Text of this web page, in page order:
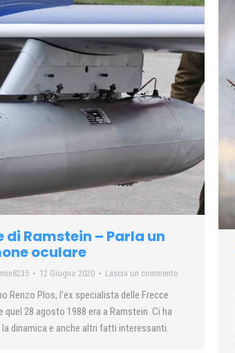
di Ramstein – Parla un
oculare
12 Giugno 2020 Lascia un commento
Renzo Plos, l’ex specialista delle Frecce
quel 28 agosto 1988 era a Ramstein. Ci ha
dinamica e anche altri fatti interessanti.